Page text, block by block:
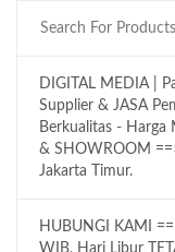
DIGITAL MEDIA |
Supplier & JASA
Berkualitas - Harga
& SHOWROOM
Jakarta Timur.
HUBUNGI KAMI
WIB, Hari Libur